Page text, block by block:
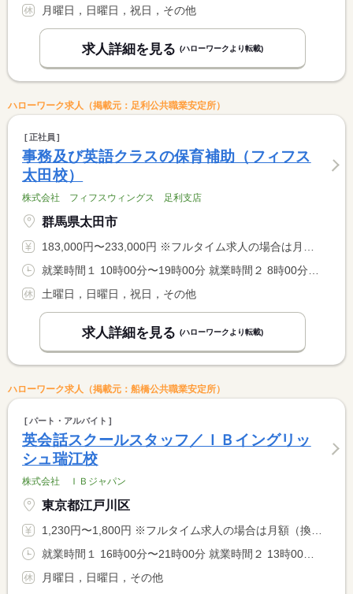
月曜日，日曜日，祝日，その他
求人詳細を見る (ハローワークより転載)
ハローワーク求人（掲載元：足利公共職業安定所）
正社員
事務及び英語クラスの保育補助（フィフス
太田校）
株式会社 フィフスウィングス 足利支店
群馬県太田市
183,000円〜233,000円 ※フルタイム求人の場合は月額（換算額）、パート求人の場合は時間額を表示しています。
就業時間１ 10時00分〜19時00分 就業時間２ 8時00分〜17時00分 就業時間に関する特記事項 ２０２７年４月以降、新校舎開設に伴い、就業時間が（１）（２） <BR> の何れかになる可能性あり。現状の基本は（１）です。
土曜日，日曜日，祝日，その他
求人詳細を見る (ハローワークより転載)
ハローワーク求人（掲載元：船橋公共職業安定所）
パート・アルバイト
英会話スクールスタッフ／ＩＢイングリッ
シュ瑞江校
株式会社 ＩＢジャパン
東京都江戸川区
1,230円〜1,800円 ※フルタイム求人の場合は月額（換算額）、パート求人の場合は時間額を表示しています。
就業時間１ 16時00分〜21時00分 就業時間２ 13時00分〜19時00分 就業時間に関する特記事項 就業時間１は平日 <BR> 就業時間２は土曜日 <BR> ＊スケジュール変更により、時間変更の可能性あり <BR> 勤務曜日・時間は相談可
月曜日，日曜日，その他